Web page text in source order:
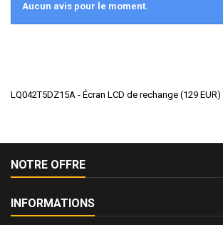
Aucun avis pour le moment.
LQ042T5DZ15A - Écran LCD de rechange (129 EUR)
NOTRE OFFRE
INFORMATIONS